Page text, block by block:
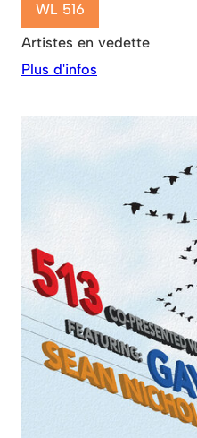
WL 516
Artistes en vedette
Plus d'infos